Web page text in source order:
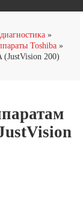
Toshiba
(JustVision 200)